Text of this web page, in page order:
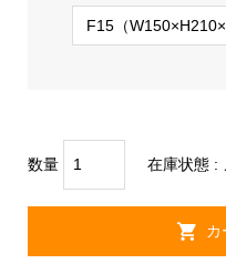
数量 在庫状態 :